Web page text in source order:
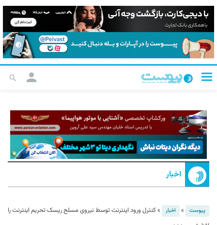
اخبار
پیوست » اخبار »کنترل ورود اینترنت توسط نیروی مسلح ریسک تحریم اینترنت را